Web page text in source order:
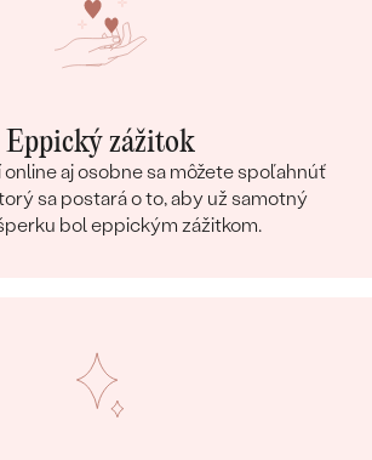
Eppický zážitok
online aj osobne sa môžete spoľahnúť
sa postará o to, aby už samotný
bol eppickým zážitkom.